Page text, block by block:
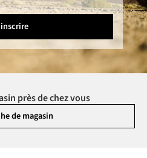
près de chez vous
de magasin